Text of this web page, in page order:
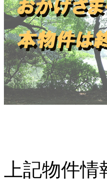
上記物件